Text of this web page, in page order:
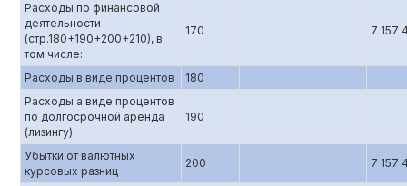
Расходы по финансовой
деятельности
(стр.180+190+200+210), в
том числе:
170 7 157
Расходы в виде процентов
180
Расходы а виде процентов
по долгосрочной аренда
(лизингу)
190
Убытки от валютных
курсовых разниц
200 7 157